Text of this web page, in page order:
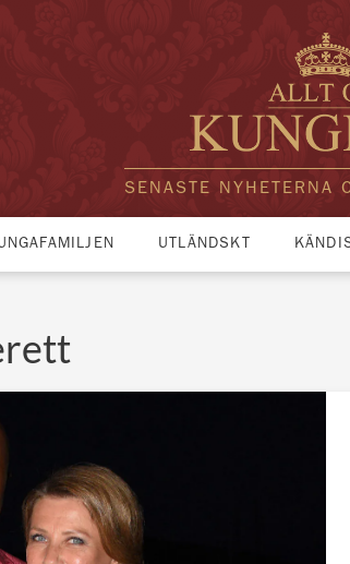
SENASTE NYHETERNA
UTLÄNDSKT